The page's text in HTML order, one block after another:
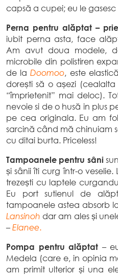
capsă a cupei; eu le gasesc
Perna pentru alăptat –
iubit perna asta, face
Am avut doua modele,
microbile din polistiren
de laDoomoo, este
dorești să o așezi
“împrietenit” mai deloc).
nevoie si de o husă in plus
pe cea originala. Eu am
sarcină când mă chinuiam
cu ditai burta. Priceless!
Tampoanele pentru sâni
și sânii îti curg într-o
trezești cu laptele
Eu port sutienul de
tampoanele astea absorb
Lansinoh dar am ales și
– Elanee.
Pompa pentru alăptat –
Medela (care e, in opinia
am primit ulterior și una